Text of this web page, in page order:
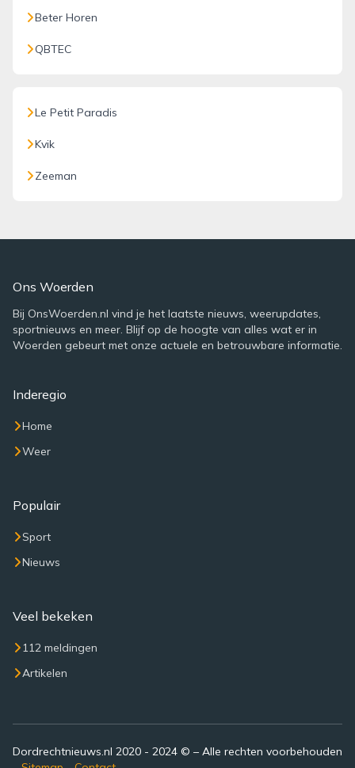
Beter Horen
QBTEC
Le Petit Paradis
Kvik
Zeeman
Ons Woerden
Bij OnsWoerden.nl vind je het laatste nieuws, weerupdates,
sportnieuws en meer. Blijf op de hoogte van alles wat er in
Woerden gebeurt met onze actuele en betrouwbare informatie.
Inderegio
Home
Weer
Populair
Sport
Nieuws
Veel bekeken
112 meldingen
Artikelen
Dordrechtnieuws.nl 2020 - 2024 © – Alle rechten voorbehouden